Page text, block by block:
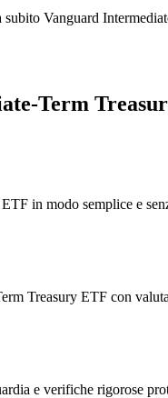
subito Vanguard
Term
in modo semplice e
Treasury ETF con
e verifiche rigorose